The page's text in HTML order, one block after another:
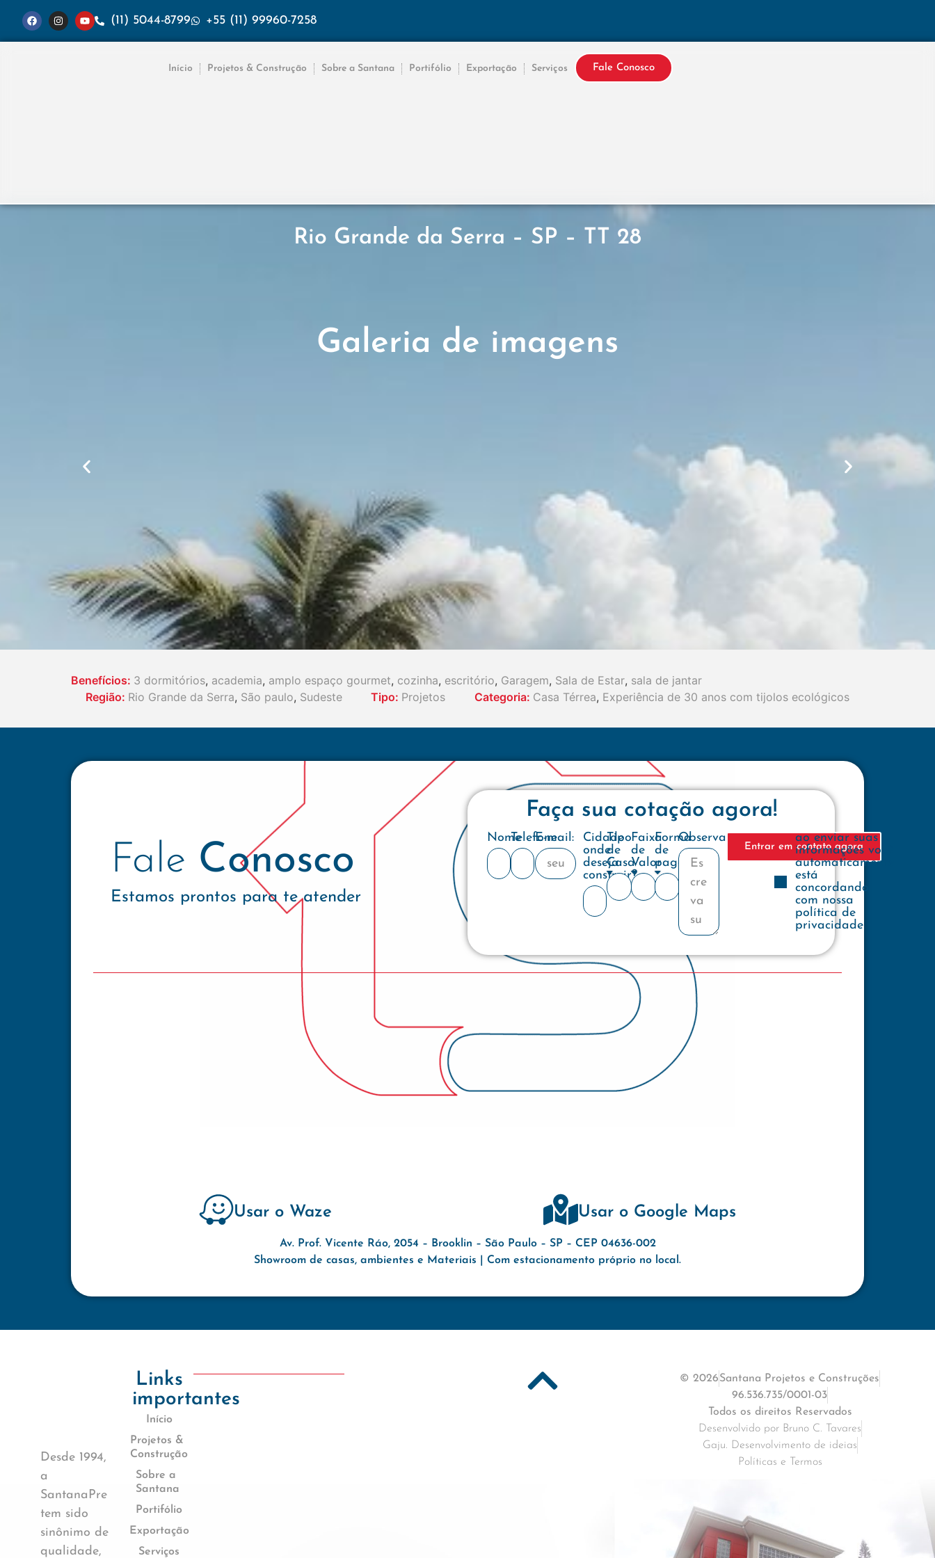
(11) 5044-8799 +55 (11) 99960-7258
Início Projetos & Construção Sobre a Santana Portifólio Exportação Serviços Fale Conosco
Rio Grande da Serra – SP – TT 28
Galeria de imagens
Benefícios: 3 dormitórios, academia, amplo espaço gourmet, cozinha, escritório, Garagem, Sala de Estar, sala de jantar
Região: Rio Grande da Serra, São paulo, Sudeste Tipo: Projetos Categoria: Casa Térrea, Experiência de 30 anos com tijolos ecológicos
Fale Conosco
Estamos prontos para te atender
Faça sua cotação agora!
NomeTelefone
E-mail:
Cidade
onde
deseja
construir?
Tipo
de
Casa
Faixa
de
Valor
Forma
de
pagamento
Observações
Entrar em contato agora
ao enviar suas
informações você
automaticamente
está
concordando
com nossa
política de
privacidade
Usar o Waze Usar o Google Maps
Av. Prof. Vicente Ráo, 2054 – Brooklin – São Paulo – SP – CEP 04636-002
Showroom de casas, ambientes e Materiais | Com estacionamento próprio no local.
Desde 1994,
a
SantanaPre
tem sido
sinônimo de
qualidade,
Links
importantes
Início
Projetos &
Construção
Sobre a
Santana
Portifólio
Exportação
Serviços
© 2026Santana Projetos e Construções
96.536.735/0001-03
Todos os direitos Reservados
Desenvolvido por Bruno C. Tavares
Gaju. Desenvolvimento de ideias
Políticas e Termos